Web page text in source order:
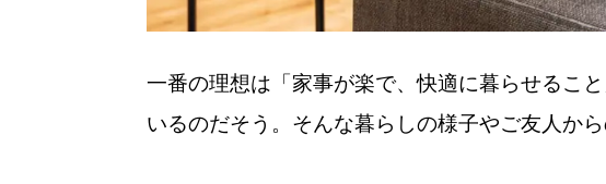
一番の理想は「家事が楽で、快適に暮らせるこ
いるのだそう。そんな暮らしの様子やご友人か